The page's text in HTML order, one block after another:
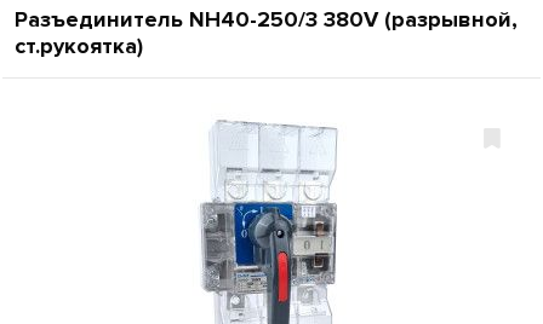
Разъединитель NH40-250/3 380V (разрывной,
ст.рукоятка)